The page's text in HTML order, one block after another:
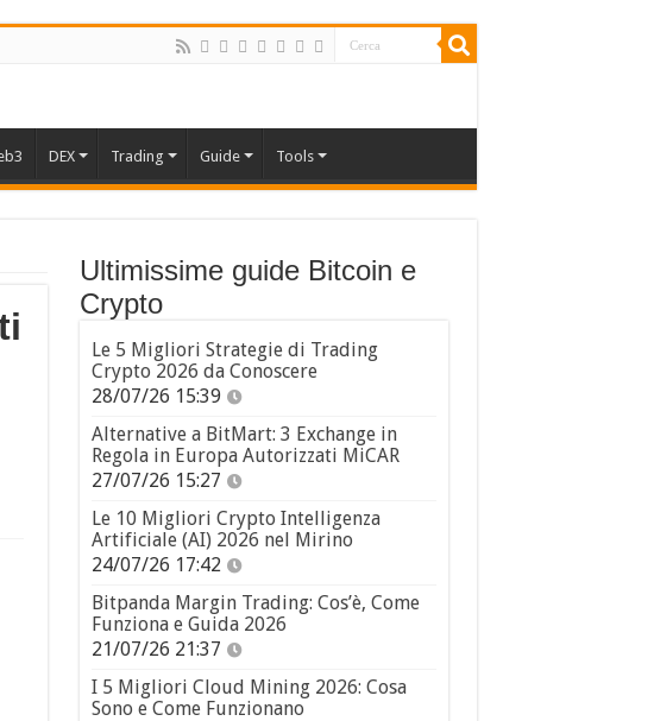
DEX Trading Guide Tools
Ultimissime guide Bitcoin e
Crypto
Le 5 Migliori Strategie di Trading
Crypto 2026 da Conoscere
28/07/26 15:39
Alternative a BitMart: 3 Exchange in
Regola in Europa Autorizzati MiCAR
27/07/26 15:27
Le 10 Migliori Crypto Intelligenza
Artificiale (AI) 2026 nel Mirino
24/07/26 17:42
Bitpanda Margin Trading: Cos’è, Come
Funziona e Guida 2026
21/07/26 21:37
I 5 Migliori Cloud Mining 2026: Cosa
Sono e Come Funzionano